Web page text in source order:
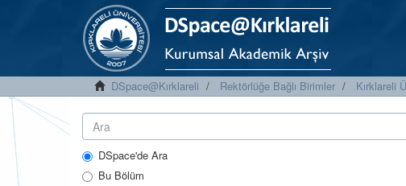
DSpace@Kırklareli Rektörlüğe Bağlı Birimler Kırklareli
DSpace'de Ara
Bu Bölüm